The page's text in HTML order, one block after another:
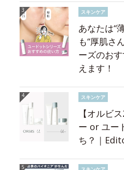
スキンケア
あなたは“
も“厚肌さ
ーズのお
えます！
スキンケア
【オルビ
ー or ユー
ち？｜